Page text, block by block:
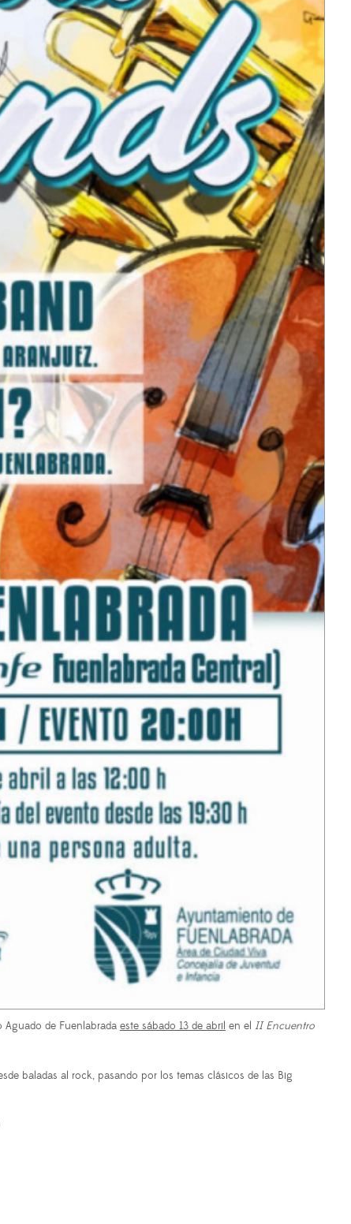
de Fuenlabrada este sábado 13 de abril en el II Encuentro
baladas al rock, pasando por los temas clásicos de las Big